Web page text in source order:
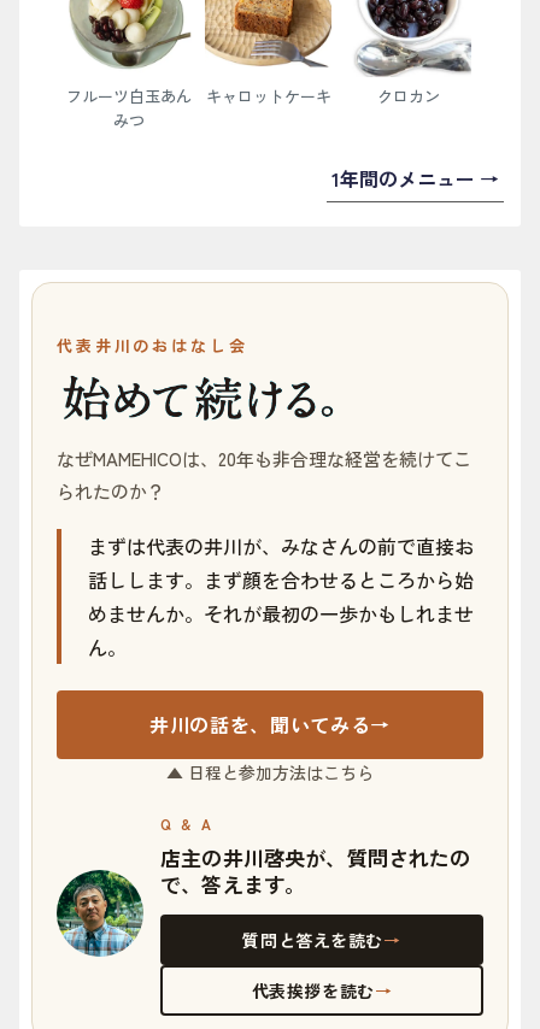
フルーツ白玉あん
みつ
キャロットケーキ クロカン
1年間のメニュー →
代表井川のおはなし会
なぜMAMEHICOは、20年も非合理な経営を続けてこ
られたのか？
まずは代表の井川が、みなさんの前で直接お
話しします。まず顔を合わせるところから始
めませんか。それが最初の一歩かもしれませ
ん。
井川の話を、聞いてみる→
▲ 日程と参加方法はこちら
Q & A
店主の井川啓央が、質問されたの
で、答えます。
質問と答えを読む→
代表挨拶を読む→